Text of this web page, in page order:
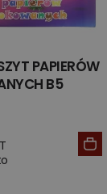
PAPIERÓW
B5